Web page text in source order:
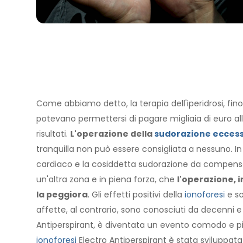
Come abbiamo detto, la terapia dell'iperidrosi,
potevano permettersi di pagare migliaia di euro
risultati. L'operazione dellasudorazione
tranquilla non può essere consigliata a nessuno.
cardiaco e la cosiddetta sudorazione da
un'altra zona e in piena forza, che l'operazione,
la peggiora. Gli effetti positivi della ionoforesi e
affette, al contrario, sono conosciuti da decenni
Antiperspirant, è diventata un evento comodo e
ionoforesi Electro Antiperspirant è stata